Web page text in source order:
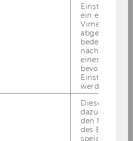
des Pod­casts "In bes­ter
für die
wurde ver­öf­fent­
ein
Vimeo-Video
abgespielt
bedeutet,
nächsten
eines Vimeo-
bevorzugten
werden.
Dieser
dazu
den
des
speichern.